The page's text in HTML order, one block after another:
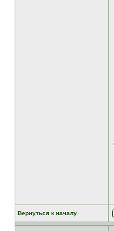
Вернуться к началу